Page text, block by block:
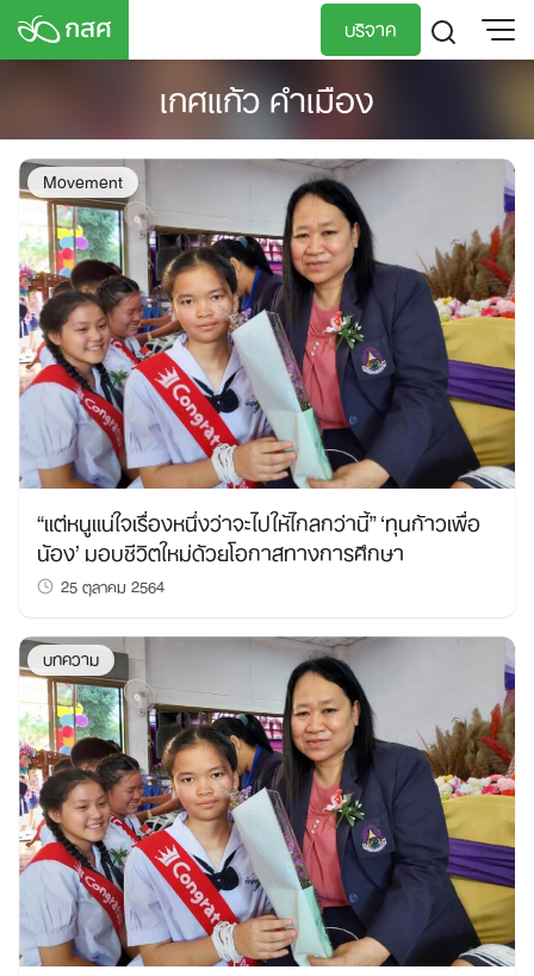
Skip
content
บริจาค
เกศแก้ว คำเมือง
Movement
“แต่หนูแน่ใจเรื่องหนึ่งว่าจะไปให้ไกลกว่านี้” ‘ทุนก้าวเพื่อ
น้อง’ มอบชีวิตใหม่ด้วยโอกาสทางการศึกษา
25 ตุลาคม 2564
บทความ